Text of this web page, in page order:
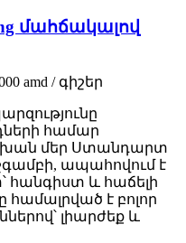
մահճակալով
amd / գիշեր
համար
մեր Ստանդարտ
ապահովում է
հանգիստ և հաճելի
է բոլոր
լիարժեք և